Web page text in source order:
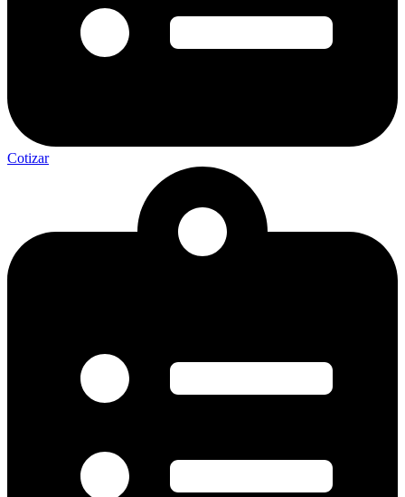
Cotizar